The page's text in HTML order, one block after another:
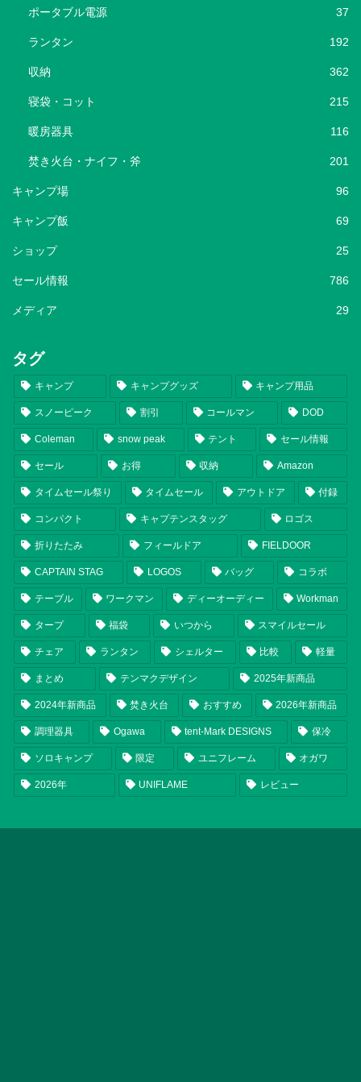
ポータブル電源 37
ランタン 192
収納 362
寝袋・コット 215
暖房器具 116
焚き火台・ナイフ・斧 201
キャンプ場 96
キャンプ飯 69
ショップ 25
セール情報 786
メディア 29
タグ
キャンプ キャンプグッズ キャンプ用品
スノーピーク 割引 コールマン DOD
Coleman snow peak テント セール情報
セール お得 収納 Amazon
タイムセール祭り タイムセール アウトドア 付録
コンパクト キャプテンスタッグ ロゴス
折りたたみ フィールドア FIELDOOR
CAPTAIN STAG LOGOS バッグ コラボ
テーブル ワークマン ディーオーディー Workman
タープ 福袋 いつから スマイルセール
チェア ランタン シェルター 比較 軽量
まとめ テンマクデザイン 2025年新商品
2024年新商品 焚き火台 おすすめ 2026年新商品
調理器具 Ogawa tent-Mark DESIGNS 保冷
ソロキャンプ 限定 ユニフレーム オガワ
2026年 UNIFLAME レビュー